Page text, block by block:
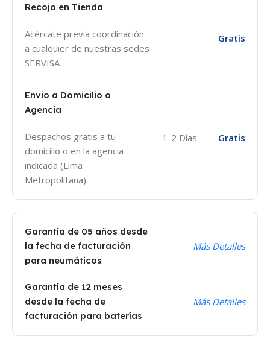
Recojo en Tienda
Acércate previa coordinación
a cualquier de nuestras sedes
SERVISA
Gratis
Envio a Domicilio o
Agencia
Despachos gratis a tu
domicilio o en la agencia
indicada (Lima
Metropolitana)
1-2 Días Gratis
Garantía de 05 años desde
la fecha de facturación
para neumáticos
Más Detalles
Garantía de 12 meses
desde la fecha de
facturación para baterías
Más Detalles